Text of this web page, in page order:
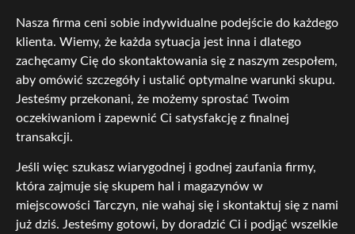
Nasza firma ceni sobie indywidualne podejście do każdego
klienta. Wiemy, że każda sytuacja jest inna i dlatego
zachęcamy Cię do skontaktowania się z naszym zespołem,
aby omówić szczegóły i ustalić optymalne warunki skupu.
Jesteśmy przekonani, że możemy sprostać Twoim
oczekiwaniom i zapewnić Ci satysfakcję z finalnej
transakcji.
Jeśli więc szukasz wiarygodnej i godnej zaufania firmy,
która zajmuje się skupem hal i magazynów w
miejscowości Tarczyn, nie wahaj się i skontaktuj się z nami
już dziś. Jesteśmy gotowi, by doradzić Ci i podjąć wszelkie